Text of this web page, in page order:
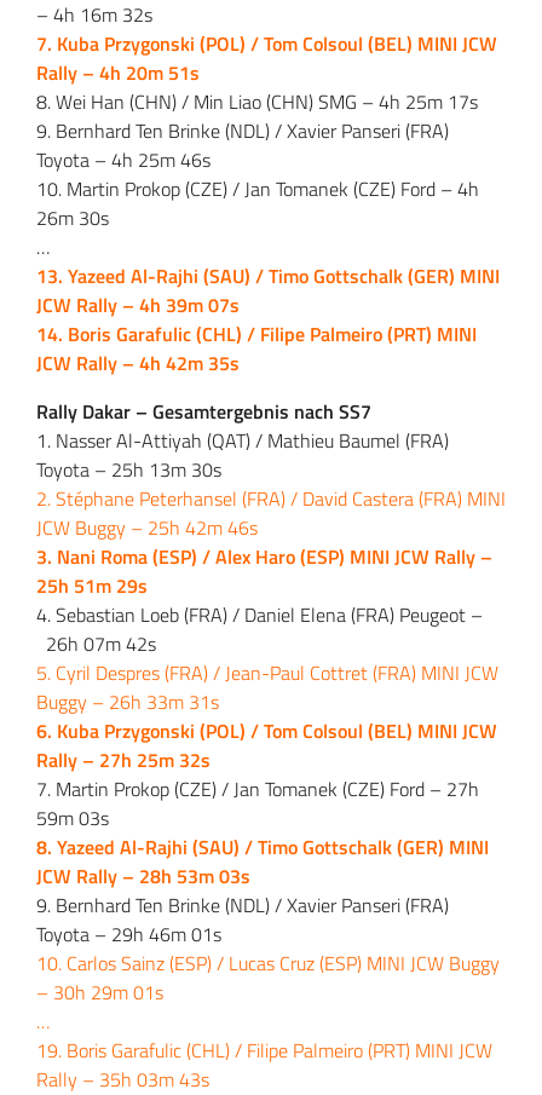
– 4h 16m 32s
7. Kuba Przygonski (POL) / Tom Colsoul (BEL) MINI JCW
Rally – 4h 20m 51s
8. Wei Han (CHN) / Min Liao (CHN) SMG – 4h 25m 17s
9. Bernhard Ten Brinke (NDL) / Xavier Panseri (FRA)
Toyota – 4h 25m 46s
10. Martin Prokop (CZE) / Jan Tomanek (CZE) Ford – 4h
26m 30s
…
13. Yazeed Al-Rajhi (SAU) / Timo Gottschalk (GER) MINI
JCW Rally – 4h 39m 07s
14. Boris Garafulic (CHL) / Filipe Palmeiro (PRT) MINI
JCW Rally – 4h 42m 35s
Rally Dakar – Gesamtergebnis nach SS7
1. Nasser Al-Attiyah (QAT) / Mathieu Baumel (FRA)
Toyota – 25h 13m 30s
2. Stéphane Peterhansel (FRA) / David Castera (FRA) MINI
JCW Buggy – 25h 42m 46s
3. Nani Roma (ESP) / Alex Haro (ESP) MINI JCW Rally –
25h 51m 29s
4. Sebastian Loeb (FRA) / Daniel Elena (FRA) Peugeot –
26h 07m 42s
5. Cyril Despres (FRA) / Jean-Paul Cottret (FRA) MINI JCW
Buggy – 26h 33m 31s
6. Kuba Przygonski (POL) / Tom Colsoul (BEL) MINI JCW
Rally – 27h 25m 32s
7. Martin Prokop (CZE) / Jan Tomanek (CZE) Ford – 27h
59m 03s
8. Yazeed Al-Rajhi (SAU) / Timo Gottschalk (GER) MINI
JCW Rally – 28h 53m 03s
9. Bernhard Ten Brinke (NDL) / Xavier Panseri (FRA)
Toyota – 29h 46m 01s
10. Carlos Sainz (ESP) / Lucas Cruz (ESP) MINI JCW Buggy
– 30h 29m 01s
…
19. Boris Garafulic (CHL) / Filipe Palmeiro (PRT) MINI JCW
Rally – 35h 03m 43s